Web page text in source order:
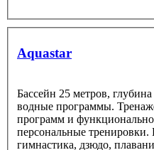
Aquastar
Бассейн 25 метров,
водные программы.
программ и
персональные тренировки.
гимнастика, дзюдо,